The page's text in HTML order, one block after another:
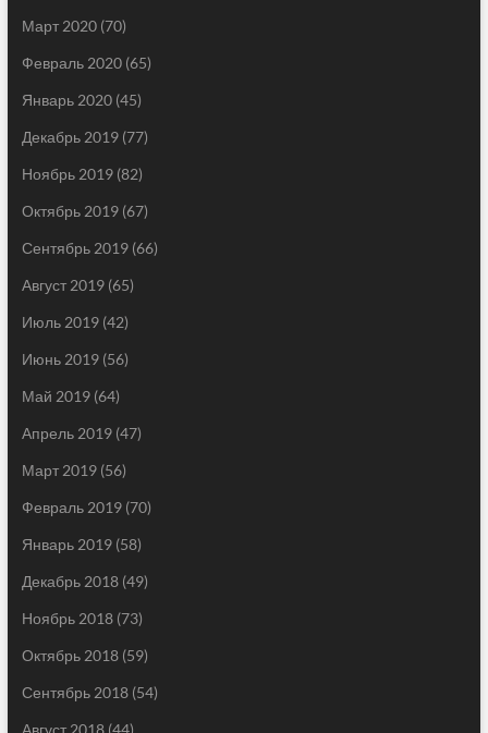
Март 2020(70)
Февраль 2020(65)
Январь 2020(45)
Декабрь 2019(77)
Ноябрь 2019(82)
Октябрь 2019(67)
Сентябрь 2019(66)
Август 2019(65)
Июль 2019(42)
Июнь 2019(56)
Май 2019(64)
Апрель 2019(47)
Март 2019(56)
Февраль 2019(70)
Январь 2019(58)
Декабрь 2018(49)
Ноябрь 2018(73)
Октябрь 2018(59)
Сентябрь 2018(54)